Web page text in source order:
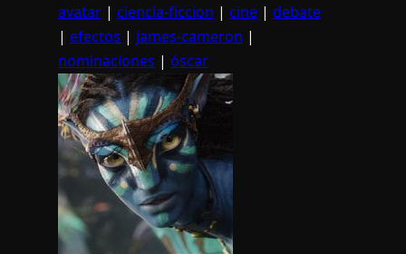
avatar | ciencia-ficcion | cine | debate
| efectos | james-cameron |
nominaciones | óscar